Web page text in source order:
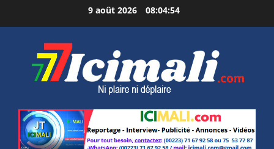
au
9 août 2026 08:04:55